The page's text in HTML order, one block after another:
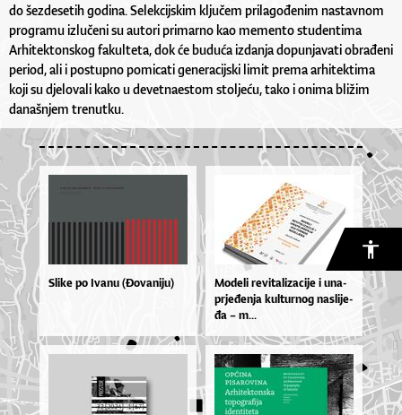
do šezdesetih godina. Selekcijskim ključem prilagođenim nastavnom
programu izlučeni su autori primarno kao memento studentima
Arhitektonskog fakulteta, dok će buduća izdanja dopunjavati obrađeni
period, ali i postupno pomicati generacijski limit prema arhitektima
koji su djelovali kako u devetnaestom stoljeću, tako i onima bližim
današnjem trenutku.
Slike po Ivanu (Đovaniju)
Mo­de­li re­vi­ta­li­za­ci­je i una­
pr­je­đen­ja kul­tur­nog na­sli­je­
đa – m...